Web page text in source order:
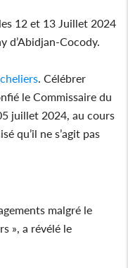
12 et 13 Juillet 2024
d’Abidjan-Cocody.
. Célébrer
le Commissaire du
juillet 2024, au cours
qu’il ne s’agit pas
malgré le
», a révélé le